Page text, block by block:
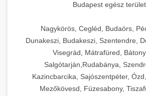
Budapest egész
Nagykörös, Cegléd, Budaörs,
Dunakeszi, Budakeszi, Szentendre,
Visegrád, Mátrafüred,
Salgótarján,Rudabánya,
Kazincbarcika, Sajószentpéter,
Mezőkövesd, Füzesabony,